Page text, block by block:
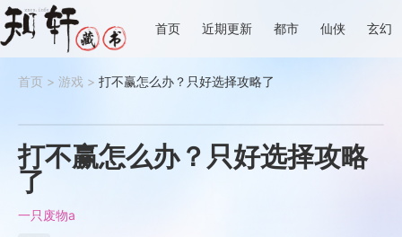
首页 近期更新 都市 仙侠 玄幻
首页 > 游戏 > 打不赢怎么办？只好选择攻略了
打不赢怎么办？只好选择攻略
了
一只废物a